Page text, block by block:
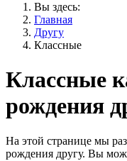
Вы здесь:
Главная
Другу
Классные
Классные
рождения
На этой странице мы
рождения другу. Вы